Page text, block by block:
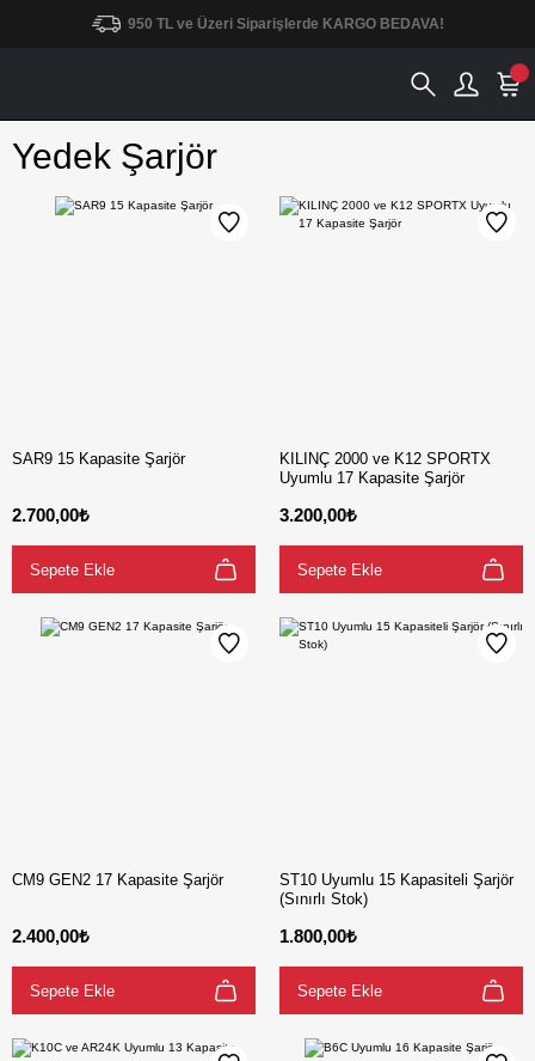
950 TL ve Üzeri Siparişlerde KARGO BEDAVA!
Yedek Şarjör
SAR9 15 Kapasite Şarjör
2.700,00₺
Sepete Ekle
KILINÇ 2000 ve K12 SPORTX
Uyumlu 17 Kapasite Şarjör
3.200,00₺
Sepete Ekle
CM9 GEN2 17 Kapasite Şarjör
2.400,00₺
Sepete Ekle
ST10 Uyumlu 15 Kapasiteli Şarjör
(Sınırlı Stok)
1.800,00₺
Sepete Ekle